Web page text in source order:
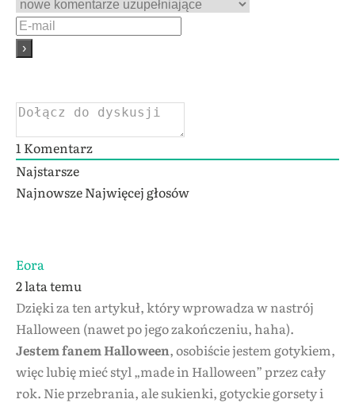
1 Komentarz
Najstarsze
NajnowszeNajwięcej głosów
Eora
2 lata temu
Dzięki za ten artykuł, który wprowadza w nastrój
Halloween (nawet po jego zakończeniu, haha).
Jestem fanem Halloween, osobiście jestem gotykiem,
więc lubię mieć styl „made in Halloween” przez cały
rok. Nie przebrania, ale sukienki, gotyckie gorsety i